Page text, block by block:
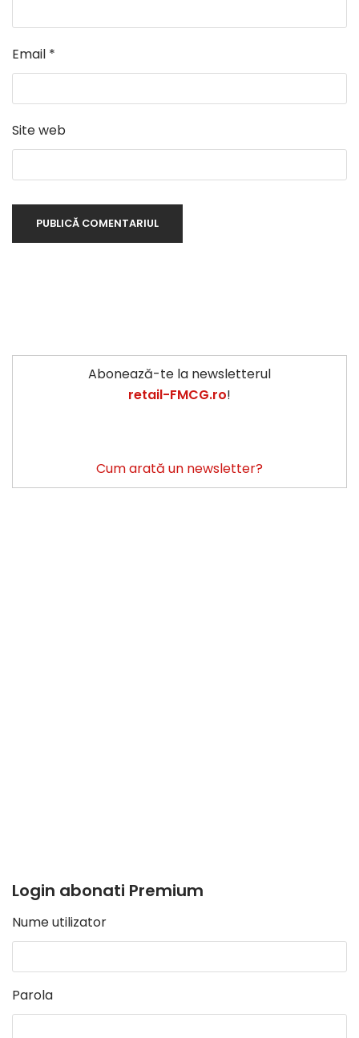
Email *
Site web
Abonează-te la newsletterul
retail-FMCG.ro!
Cum arată un newsletter?
Login abonati Premium
Nume utilizator
Parola